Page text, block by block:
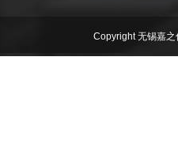
Copyright 无锡嘉